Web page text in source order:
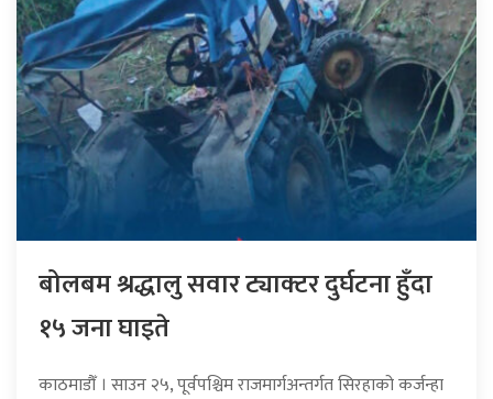
बोलबम श्रद्धालु सवार ट्याक्टर दुर्घटना हुँदा
१५ जना घाइते
काठमाडौँ । साउन २५, पूर्वपश्चिम राजमार्गअन्तर्गत सिरहाको कर्जन्हा